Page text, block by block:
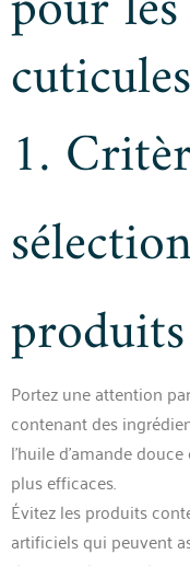
cuticules
1.
Portez une attention
contenant des
l’huile d’amande
plus efficaces.
Évitez les produits
artificiels qui peuvent